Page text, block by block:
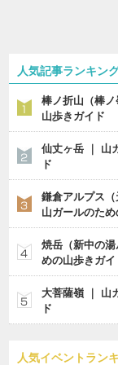
人気記事ランキン
棒ノ折山（棒
山歩きガイド
仙丈ヶ岳 ｜ 山
ド
鎌倉アルプス
山ガールのた
焼岳（新中の
めの山歩きガイ
大菩薩嶺 ｜ 山
ド
人気イベントラン